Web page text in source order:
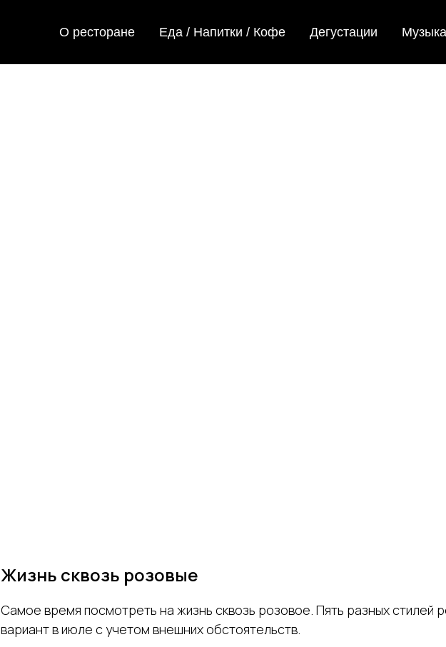
О ресторане Еда / Напитки / Кофе Дегустации Музыка
Жизнь сквозь розовые
Самое время посмотреть на жизнь сквозь розовое. Пять разных стилей
вариант в июле с учетом внешних обстоятельств.